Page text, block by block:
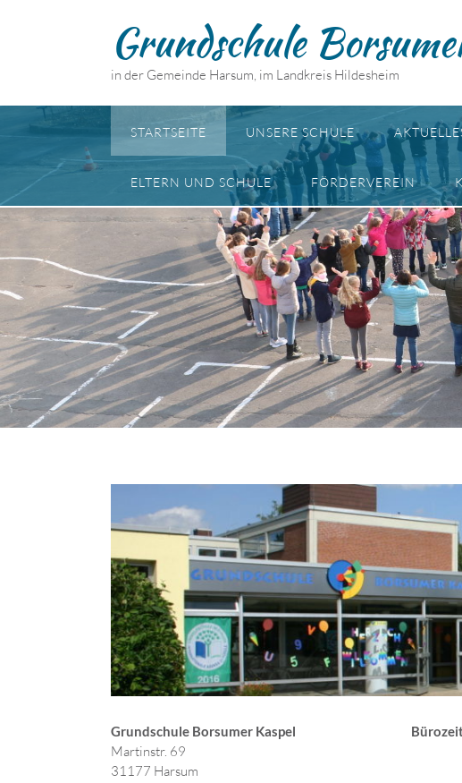
Grundschule
in der Gemeinde Harsum, im Landkreis Hildesheim
STARTSEITE UNSERE SCHULE
ELTERN UND SCHULE FÖRDERVEREIN
Grundschule Borsumer Kaspel
Martinstr.
31177